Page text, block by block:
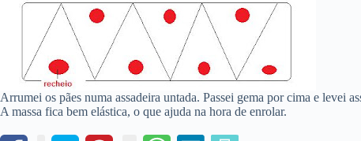
Arrumei os pães numa assadeira untada. Passei gema por cima e levei
A massa fica bem elástica, o que ajuda na hora de enrolar.